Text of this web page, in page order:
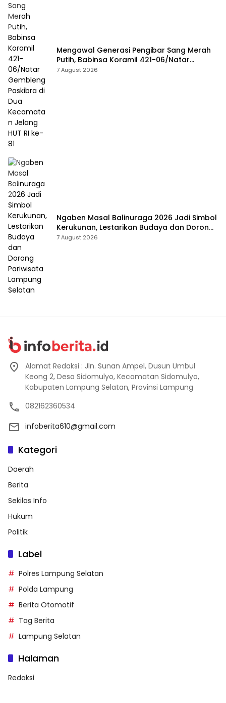
Mengawal Generasi Pengibar Sang Merah
Putih, Babinsa Koramil 421-06/Natar
Gembleng Paskibra di Dua Kecamatan
7 August 2026
Ngaben Masal Balinuraga 2026 Jadi Simbol
Kerukunan, Lestarikan Budaya dan Dorong
Pariwisata Lampung Selatan
7 August 2026
Alamat Redaksi : Jln. Sunan Ampel, Dusun Umbul
Keong 2, Desa Sidomulyo, Kecamatan Sidomulyo,
Kabupaten Lampung Selatan, Provinsi Lampung
082162360534
infoberita610@gmail.com
Kategori
Daerah
Berita
Sekilas Info
Hukum
Politik
Label
Polres Lampung Selatan
Polda Lampung
Berita Otomotif
Tag Berita
Lampung Selatan
Halaman
Redaksi